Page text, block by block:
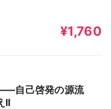
¥1,760
自己啓発の源流
II